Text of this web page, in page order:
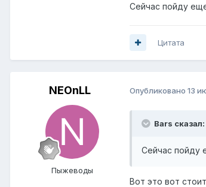
Сейчас пойду
Цитата
NEOnLL
Пыжеводы
Опубликовано 13
Bars сказал:
Сейчас пойду
Вот это вот